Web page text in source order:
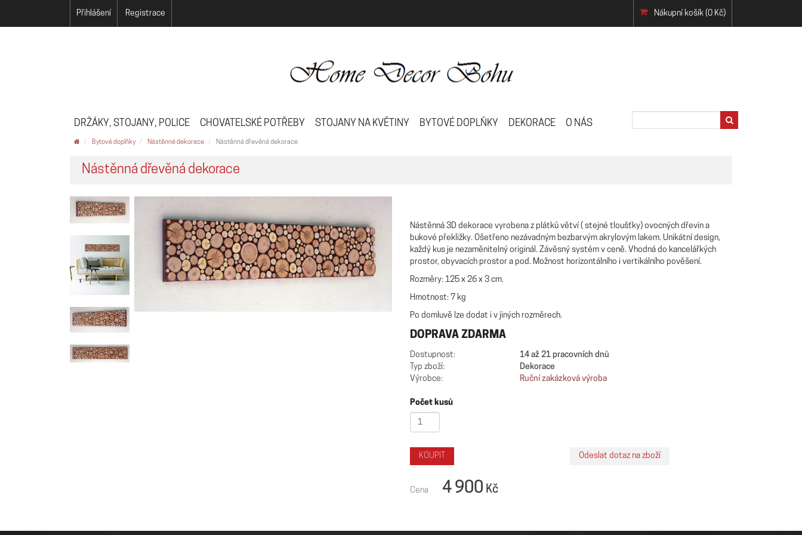
Přihlášení Registrace Nákupní košík (0 Kč)
DRŽÁKY, STOJANY, POLICE CHOVATELSKÉ POTŘEBY STOJANY NA KVĚTINY BYTOVÉ DOPLŇKY DEKORACE O NÁS
Bytové doplňky Nástěnné dekorace Nástěnná dřevěná dekorace
Nástěnná dřevěná dekorace
Nástěnná 3D dekorace vyrobena z plátků větví ( stejné tloušťky) ovocných dřevin a
bukové překližky. Ošetřeno nezávadným bezbarvým akrylovým lakem. Unikátní design,
každý kus je nezaměnitelný originál. Závěsný systém v ceně. Vhodná do kancelářkých
prostor, obyvacích prostor a pod. Možnost horizontálního i vertikálního pověšení.
Rozměry: 125 x 26 x 3 cm.
Hmotnost: 7 kg
Po domluvě lze dodat i v jiných rozměrech.
DOPRAVA ZDARMA
Dostupnost:
14 až 21 pracovních dnů
Typ zboží:
Dekorace
Výrobce:
Ruční zakázková výroba
Počet kusů
Cena 4 900 Kč